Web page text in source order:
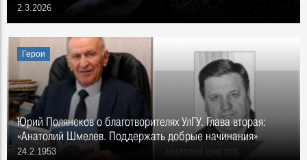
2.3.2026
Герои
Юрий Полянсков о благотворителях УлГУ. Глава вторая:
«Анатолий Шмелев. Поддержать добрые начинания»
24.2.1953